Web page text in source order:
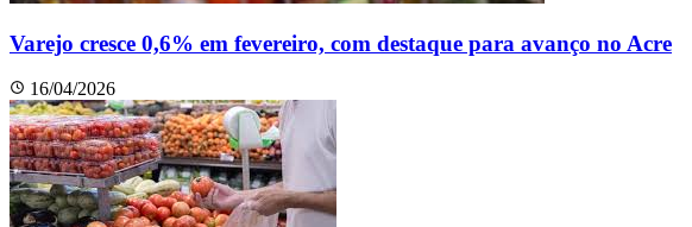
Varejo cresce 0,6% em fevereiro, com destaque para avanço no Acre
16/04/2026